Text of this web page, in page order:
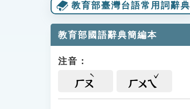
教育部臺灣台語常用詞辭典
教育部國語辭典簡編本
注音：
ㄏㄡ ㄏㄨㄟ